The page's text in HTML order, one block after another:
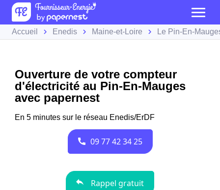
Accueil Enedis Maine-et-Loire Le Pin-En-